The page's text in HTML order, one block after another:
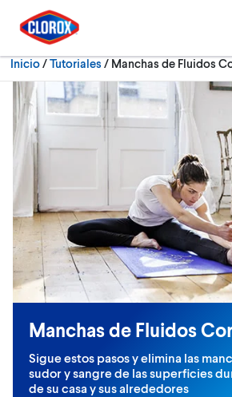
Ir al Menú principal
Ir a Contenido
Ir al Pie de página
Inicio/Tutoriales Actualmente:
Manchas de Fluidos
Manchas de Fluidos
Sigue estos pasos y elimina las
sudor y sangre de las superficies
de su casa y sus alrededores